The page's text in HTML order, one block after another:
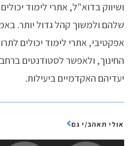
ושיווק בדוא"ל, אתרי לימוד
שלהם ולמשוך קהל גדול יותר.
אפקטיבי, אתרי לימוד יכולים
החינוך, ולאפשר לסטודנטים
יעדיהם האקדמיים ביעילות.
אולי תאהב/י גם